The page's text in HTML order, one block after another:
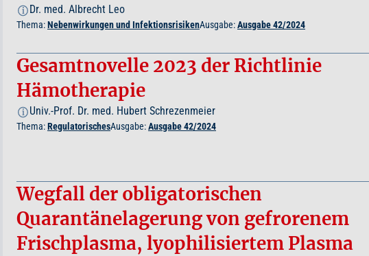
i Dr. med. Albrecht Leo
Thema:Nebenwirkungen und InfektionsrisikenAusgabe:Ausgabe 42/2024
Gesamtnovelle 2023 der Richtlinie
Hämotherapie
i Univ.-Prof. Dr. med. Hubert Schrezenmeier
Thema:RegulatorischesAusgabe:Ausgabe 42/2024
Wegfall der obligatorischen
Quarantänelagerung von gefrorenem
Frischplasma, lyophilisiertem Plasma